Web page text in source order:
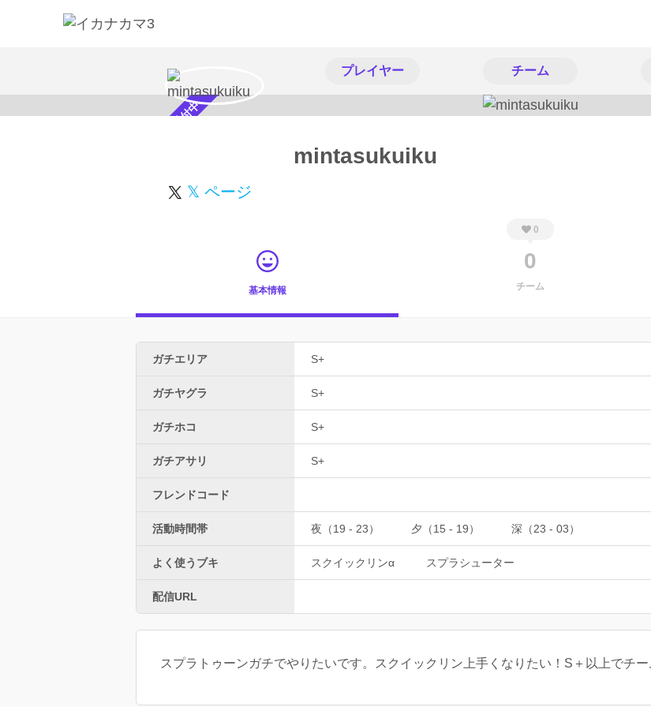
プレイヤー チーム
スカウト受付中 mintasukuiku
𝕏 ページ
基本情報
0
0
チーム
ガチエリア S+
ガチヤグラ S+
ガチホコ S+
ガチアサリ S+
フレンドコード
活動時間帯 夜（19 - 23） 夕（15 - 19） 深（23 - 03）
よく使うブキ スクイックリンα スプラシューター
配信URL
スプラトゥーンガチでやりたいです。スクイックリン上手くなりたい！S＋以上でチ